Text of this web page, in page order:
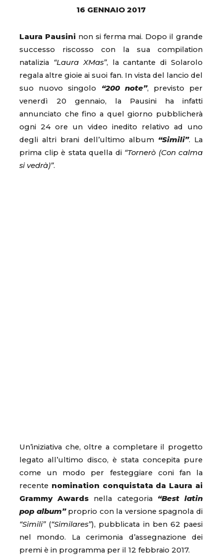
16 GENNAIO 2017
Laura Pausini non si ferma mai. Dopo il grande
successo riscosso con la sua compilation
natalizia “Laura XMas”, la cantante di Solarolo
regala altre gioie ai suoi fan. In vista del lancio del
suo nuovo singolo “200 note”, previsto per
venerdì 20 gennaio, la Pausini ha infatti
annunciato che fino a quel giorno pubblicherà
ogni 24 ore un video inedito relativo ad uno
degli altri brani dell’ultimo album “Simili”. La
prima clip è stata quella di “Tornerò (Con calma
si vedrà)”.
Un’iniziativa che, oltre a completare il progetto
legato all’ultimo disco, è stata concepita pure
come un modo per festeggiare coni fan la
recente nomination conquistata da Laura ai
Grammy Awards nella categoria “Best latin
pop album”proprio con la versione spagnola di
“Simili”(“Similares”), pubblicata in ben 62 paesi
nel mondo. La cerimonia d’assegnazione dei
premi è in programma per il 12 febbraio 2017.